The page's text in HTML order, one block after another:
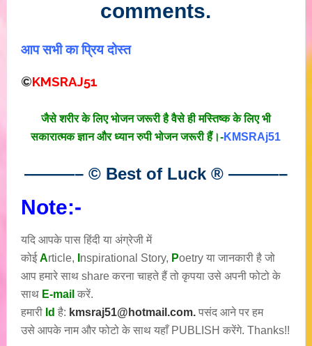
comments.
आप सभी का प्रिय दोस्त
©KMSRAJ51
जैसे शरीर के लिए भोजन जरूरी है वैसे ही मस्तिष्क के लिए भी
सकारात्मक ज्ञान और ध्यान रुपी भोजन जरूरी हैं।-KMSRAj51
———– © Best of Luck ® ———–
Note:-
यदि आपके पास हिंदी या अंग्रेजी में
कोईArticle, nspirational Story, Poetryया जानकारी है जो
आप हमारे साथ share करना चाहते हैं तो कृपया उसे अपनी फोटो के
साथ E-mail करें.
हमारी Id है: kmsraj51@hotmail.com. पसंद आने पर हम
उसे आपके नाम और फोटो के साथ यहाँ PUBLISH करेंगे. Thanks!!